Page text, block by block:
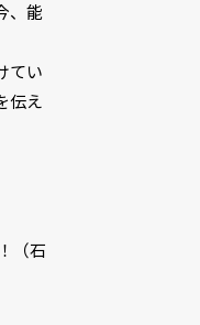
、能
てい
伝え
（石